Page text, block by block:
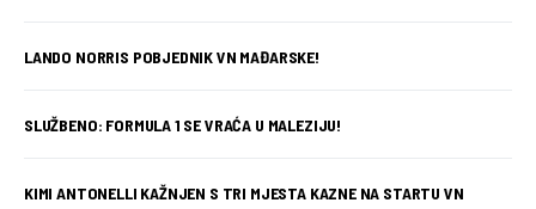
LANDO NORRIS POBJEDNIK VN MAĐARSKE!
SLUŽBENO: FORMULA 1 SE VRAĆA U MALEZIJU!
KIMI ANTONELLI KAŽNJEN S TRI MJESTA KAZNE NA STARTU VN